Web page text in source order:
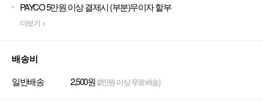
PAYCO 5만원 이상 결제시 (부분)무이자 할부
더보기 >
배송비
일반배송 2,500원 (2만원 이상 무료배송)